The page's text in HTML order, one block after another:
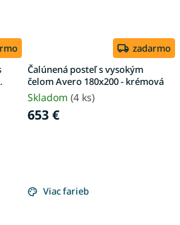
zadarmo
Čalúnená posteľ s vysokým
čelom Avero 180x200 - krémová
Skladom (4 ks)
653 €
Viac farieb